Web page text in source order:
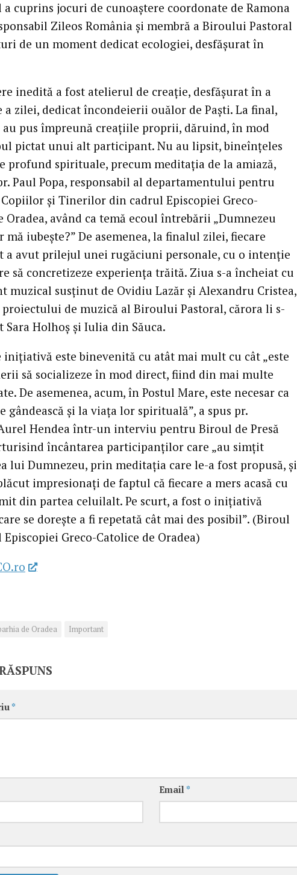
cuprins jocuri de cunoaștere coordonate de Ramona
Zileos România și membră a Biroului Pastoral
de un moment dedicat ecologiei, desfășurat în
inedită a fost atelierul de creație, desfășurat în a
a zilei, dedicat încondeierii ouălor de Paști. La final,
pus împreună creațiile proprii, dăruind, în mod
pictat unui alt participant. Nu au lipsit, bineînțeles
profund spirituale, precum meditația de la amiază,
Paul Popa, responsabil al departamentului pentru
și Tinerilor din cadrul Episcopiei Greco-
Oradea, având ca temă ecoul întrebării „Dumnezeu
mă iubește?” De asemenea, la finalul zilei, fiecare
a avut prilejul unei rugăciuni personale, cu o intenție
să concretizeze experiența trăită. Ziua s-a încheiat cu
muzical susținut de Ovidiu Lazăr și Alexandru Cristea,
de muzică al Biroului Pastoral, cărora li s-
Sara Holhoș și Iulia din Săuca.
inițiativă este binevenită cu atât mai mult cu cât „este
să socializeze în mod direct, fiind din mai multe
De asemenea, acum, în Postul Mare, este necesar ca
gândească și la viața lor spirituală”, a spus pr.
Hendea într-un interviu pentru Biroul de Presă
încântarea participanților care „au simțit
lui Dumnezeu, prin meditația care le-a fost propusă, și
impresionați de faptul că fiecare a mers acasă cu
din partea celuilalt. Pe scurt, a fost o inițiativă
se dorește a fi repetată cât mai des posibil”. (Biroul
Episcopiei Greco-Catolice de Oradea)
de Oradea Important
*
Email *